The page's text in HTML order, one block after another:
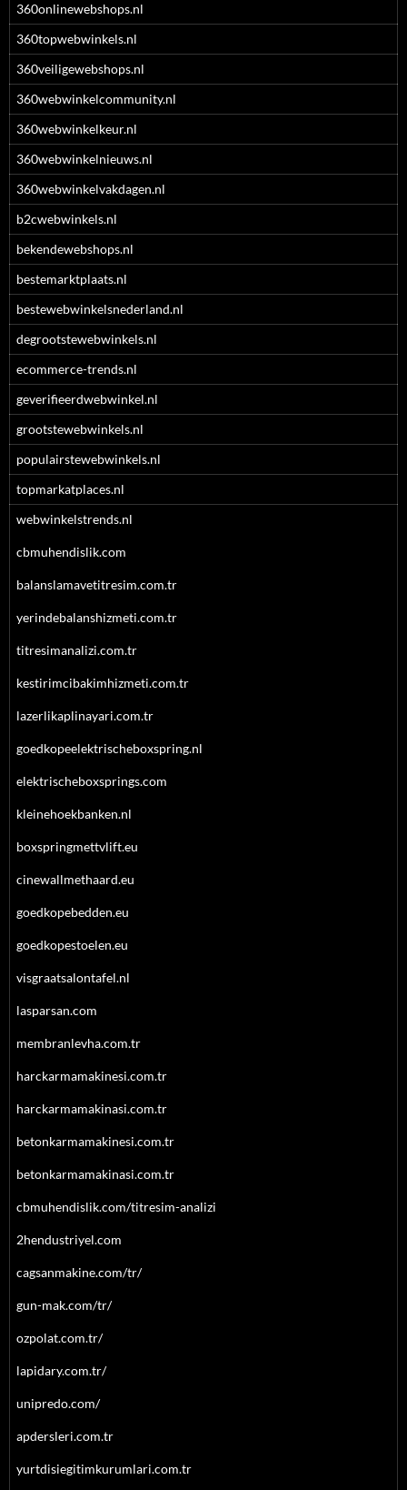
360onlinewebshops.nl
360topwebwinkels.nl
360veiligewebshops.nl
360webwinkelcommunity.nl
360webwinkelkeur.nl
360webwinkelnieuws.nl
360webwinkelvakdagen.nl
b2cwebwinkels.nl
bekendewebshops.nl
bestemarktplaats.nl
bestewebwinkelsnederland.nl
degrootstewebwinkels.nl
ecommerce-trends.nl
geverifieerdwebwinkel.nl
grootstewebwinkels.nl
populairstewebwinkels.nl
topmarkatplaces.nl
webwinkelstrends.nl
cbmuhendislik.com
balanslamavetitresim.com.tr
yerindebalanshizmeti.com.tr
titresimanalizi.com.tr
kestirimcibakimhizmeti.com.tr
lazerlikaplinayari.com.tr
goedkopeelektrischeboxspring.nl
elektrischeboxsprings.com
kleinehoekbanken.nl
boxspringmettvlift.eu
cinewallmethaard.eu
goedkopebedden.eu
goedkopestoelen.eu
visgraatsalontafel.nl
lasparsan.com
membranlevha.com.tr
harckarmamakinesi.com.tr
harckarmamakinasi.com.tr
betonkarmamakinesi.com.tr
betonkarmamakinasi.com.tr
cbmuhendislik.com/titresim-analizi
2hendustriyel.com
cagsanmakine.com/tr/
gun-mak.com/tr/
ozpolat.com.tr/
lapidary.com.tr/
unipredo.com/
apdersleri.com.tr
yurtdisiegitimkurumlari.com.tr